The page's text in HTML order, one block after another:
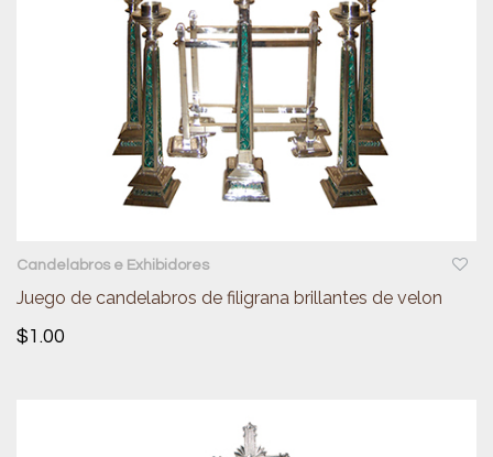
Candelabros e Exhibidores
Juego de candelabros de filigrana brillantes de velon
$1.00